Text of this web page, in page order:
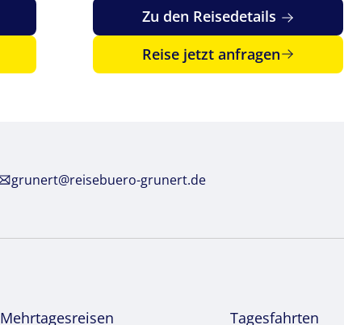
© mirubi - stock.adobe.com
Zu den Reisedetails
Reise jetzt anfragen
grunert@reisebuero-grunert.de
Mehrtagesreisen Tagesfahrten